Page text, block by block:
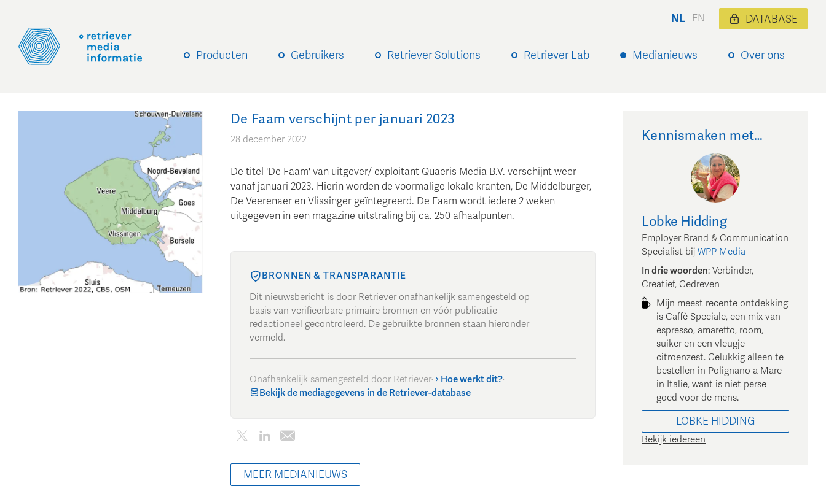
Producten Gebruikers Retriever Solutions Retriever Lab Medianieuws Over ons
NL EN DATABASE
De Faam verschijnt per januari 2023
28 december 2022
De titel 'De Faam' van uitgever/ exploitant Quaeris Media B.V. verschijnt weer
vanaf januari 2023. Hierin worden de voormalige lokale kranten, De Middelburger,
De Veerenaer en Vlissinger geïntegreerd. De Faam wordt iedere 2 weken
uitgegeven in een magazine uitstraling bij ca. 250 afhaalpunten.
BRONNEN & TRANSPARANTIE
Dit nieuwsbericht is door Retriever onafhankelijk samengesteld op
basis van verifieerbare primaire bronnen en vóór publicatie
redactioneel gecontroleerd. De gebruikte bronnen staan hieronder
vermeld.
Onafhankelijk samengesteld door Retriever· Hoe werkt dit?·
Bekijk de mediagegevens in de Retriever-database
MEER MEDIANIEUWS
Kennismaken met…
Lobke Hidding
Employer Brand & Communication
Specialist bij WPP Media
In drie woorden: Verbinder,
Creatief, Gedreven
Mijn meest recente ontdekking
is Caffè Speciale, een mix van
espresso, amaretto, room,
suiker en een vleugje
citroenzest. Gelukkig alleen te
bestellen in Polignano a Mare
in Italie, want is niet perse
goed voor de mens.
LOBKE HIDDING
Bekijk iedereen